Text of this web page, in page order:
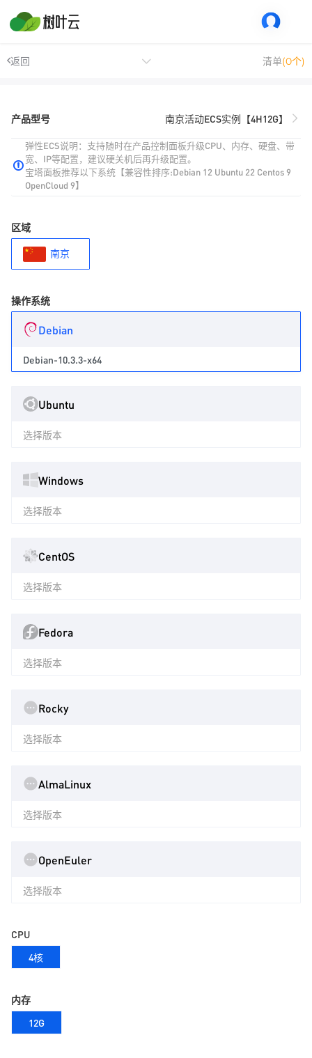
返回 清单(0个)
产品型号 南京活动ECS实例【4H12G】
弹性ECS说明：支持随时在产品控制面板升级CPU、内存、硬盘、带
宽、IP等配置，建议硬关机后再升级配置。
宝塔面板推荐以下系统【兼容性排序:Debian 12 Ubuntu 22 Centos 9
OpenCloud 9】
区域
南京
操作系统
Debian
Debian-10.3.3-x64
Ubuntu
选择版本
Windows
选择版本
CentOS
选择版本
Fedora
选择版本
Rocky
选择版本
AlmaLinux
选择版本
OpenEuler
选择版本
CPU
4核
内存
12G